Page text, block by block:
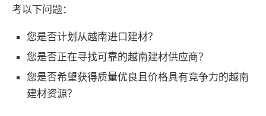
考以下问题：
您是否计划从越南进口建材？
您是否正在寻找可靠的越南建材供应商？
您是否希望获得质量优良且价格具有竞争力的越南
建材资源？